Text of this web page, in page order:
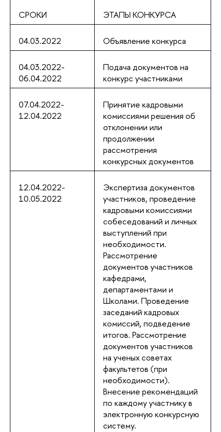
СРОКИ ЭТАПЫ КОНКУРСА
04.03.2022 Объявление конкурса
04.03.2022-
06.04.2022
Подача документов на
конкурс участниками
07.04.2022-
12.04.2022
Принятие кадровыми
комиссиями решения об
отклонении или
продолжении
рассмотрения
конкурсных документов
12.04.2022-
10.05.2022
Экспертиза документов
участников, проведение
кадровыми комиссиями
собеседований и личных
выступлений при
необходимости.
Рассмотрение
документов участников
кафедрами,
департаментами и
Школами. Проведение
заседаний кадровых
комиссий, подведение
итогов. Рассмотрение
документов участников
на ученых советах
факультетов (при
необходимости).
Внесение рекомендаций
по каждому участнику в
электронную конкурсную
систему.